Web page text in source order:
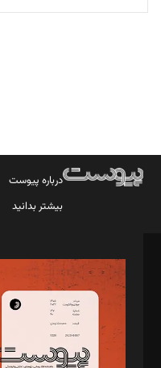
تحریریه
درباره پیوست
بیشتر بدانید
مدیر مسئول: محمدباقر
سردبیر: مهرک محمودی
دبیر تحریریه: میثم قاسمی
د‌بیر ناداستان: سمانه سمیع
د‌بیر خدمت و تجارت: ابوالفضل